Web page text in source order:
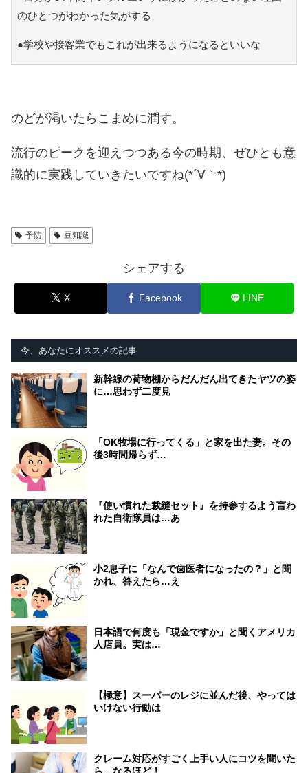
のひとつがわかった気がする
●学校や接客業でもこれが出来るようになるといいな
のどが渇いたらこまめに潤す。
流行のピークを迎えつつある今の時期、ぜひとも意
識的に実践していきたいですね(*´∀｀*)
予防 豆知識
シェアする
X Facebook LINE
今、あなたにオススメの記事
新幹線の荷物棚からだんだん出てきたヤツの姿
に…思わず二度見
「OK牧場に行ってくる」と家を出た妻。その
後3時間帰らず…
『使い慣れた裁縫セット』を持参するよう言わ
れた自衛隊員は…あ
小2息子に「なんで歯医者になったの？」と聞
かれ、答えたら…え
日本語で何度も「現金ですか」と聞くアメリカ
人店員。実は…
【極意】スーパーのレジに並んだ後、やっては
いけない行動は
クレーム対応がすごく上手い人にコツを聞いた